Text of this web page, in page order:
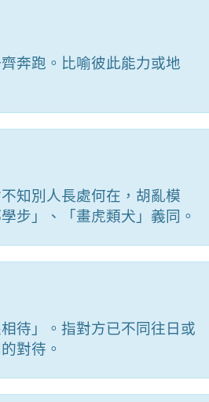
奔跑。比喻彼此能力或地
知別人長處何在，胡亂模
步」、「畫虎類犬」義同。
待」。指對方已不同往日或
對待。